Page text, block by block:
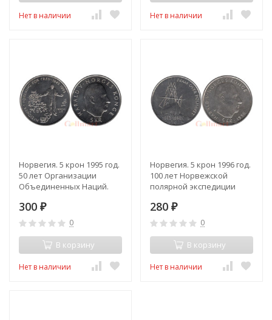
Нет в наличии Нет в наличии
Норвегия. 5 крон 1995 год.
50 лет Организации
Объединенных Наций.
300 ₽
0
В корзину
Нет в наличии
Норвегия. 5 крон 1996 год.
100 лет Норвежской
полярной экспедиции
280 ₽
0
В корзину
Нет в наличии